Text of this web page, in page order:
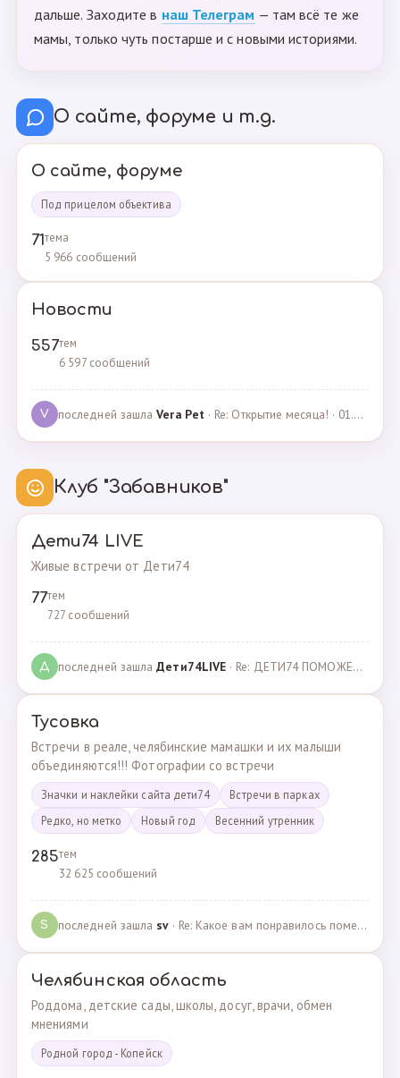
дальше. Заходите в наш Телеграм — там всё те же
мамы, только чуть постарше и с новыми историями.
О сайте, форуме и т.д.
О сайте, форуме
Под прицелом объектива
71тема
5 966 сообщений
Новости
557тем
6 597 сообщений
V последней зашлаVera Pet · Re: Открытие месяца! · 01.04.2021
Клуб "Забавников"
Дети74 LIVE
Живые встречи от Дети74
77тем
727 сообщений
Д последней зашлаДeти74LIVE · Re: ДЕТИ74 ПОМОЖЕМ ВМЕСТЕ · 27.12.2021
Тусовка
Встречи в реале, челябинские мамашки и их малыши
объединяются!!! Фотографии со встречи
Значки и наклейки сайта дети74
Встречи в парках
Редко, но метко
Новый год Весенний утренник
285тем
32 625 сообщений
S последней зашла sv· Re: Какое вам понравилось помещения для проведения … · 07.05.2025
Челябинская область
Роддома, детские сады, школы, досуг, врачи, обмен
мнениями
Родной город - Копейск